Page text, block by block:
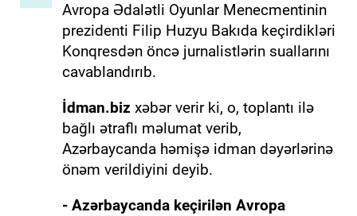
Avropa Ədalətli Oyunlar Menecmentinin
prezidenti Filip Huzyu Bakıda keçirdikləri
Konqresdən öncə jurnalistlərin suallarını
cavablandırıb.
İdman.biz xəbər verir ki, o, toplantı ilə
bağlı ətraflı məlumat verib,
Azərbaycanda həmişə idman dəyərlərinə
önəm verildiyini deyib.
- Azərbaycanda keçirilən Avropa